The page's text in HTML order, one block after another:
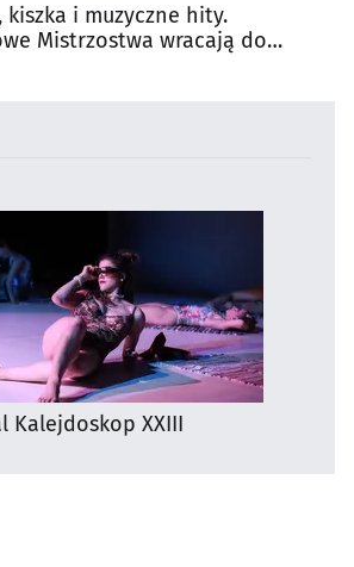
kiszka i muzyczne hity.
Mistrzostwa wracają do
Kalejdoskop XXIII